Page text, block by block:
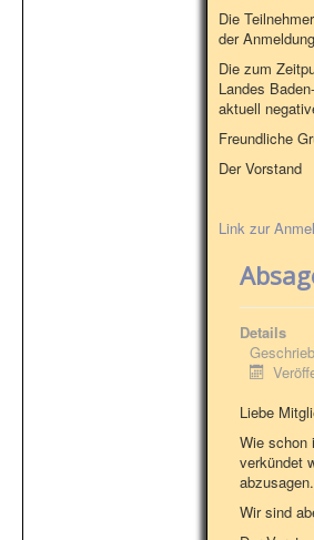
Die
der
Die zum
Landes
aktuell
Freundliche
Der Vorstand
Link zur
Details
Liebe
Wie schon
verkündet
abzusagen.
Wir sind